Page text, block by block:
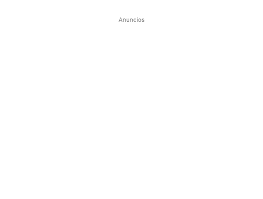
Anuncios